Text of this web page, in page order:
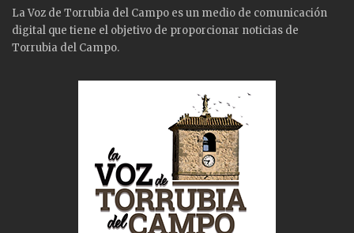
La Voz de Torrubia del Campo es un medio de comunicación
digital que tiene el objetivo de proporcionar noticias de
Torrubia del Campo.